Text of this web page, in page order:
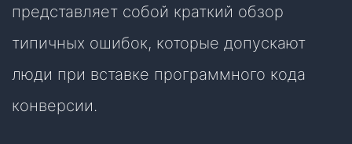
представляет собой краткий обзор
типичных ошибок, которые допускают
люди при вставке программного кода
конверсии.